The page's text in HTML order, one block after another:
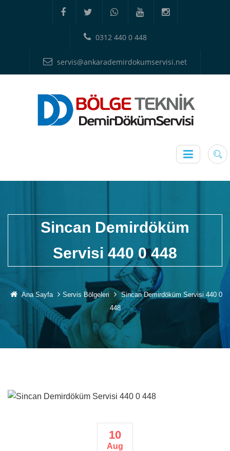
0312 440 0 448
servis@ankarademirdokumservisi.net
Sincan Demirdöküm
Servisi 440 0 448
Ana Sayfa Servis Bölgeleri
Sincan Demirdöküm Servisi 440 0
448
10
Aug